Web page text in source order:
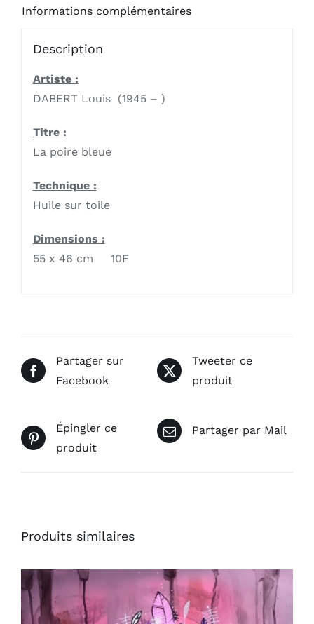
Informations complémentaires
Description
Artiste :
DABERT Louis (1945 – )
Titre :
La poire bleue
Technique :
Huile sur toile
Dimensions :
55 x 46 cm 10F
Partager sur
Facebook
Tweeter ce
produit
Épingler ce
produit
Partager par Mail
Produits similaires